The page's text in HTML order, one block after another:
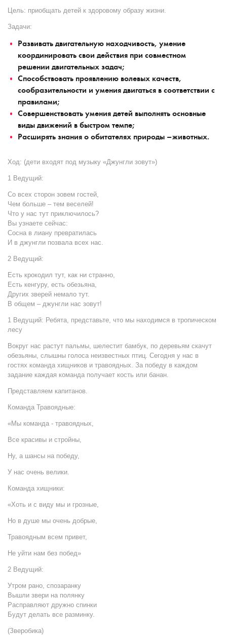
Цель: приобщать детей к здоровому образу жизни.
Задачи:
Развивать двигательную находчивость, умение
координировать свои действия при совместном
решении двигательных задач;
Способствовать проявлению волевых качеств,
сообразительности и умения двигаться в соответствии с
правилами;
Совершенствовать умения детей выполнять основные
виды движений в быстром темпе;
Расширять знания о обитателях природы –животных.
Ход: (дети входят под музыку «Джунгли зовут»)
1 Ведущий:
Со всех сторон зовем гостей,
Чем больше – тем веселей!
Что у нас тут приключилось?
Вы узнаете сейчас:
Сосна в лиану превратилась
И в джунгли позвала всех нас.
2 Ведущий:
Есть крокодил тут, как ни странно,
Есть кенгуру, есть обезьяна,
Других зверей немало тут.
В общем – джунгли нас зовут!
1 Ведущий: Ребята, представьте, что мы находимся в тропическом
лесу
Вокруг нас растут пальмы, шелестит бамбук, по деревьям скачут
обезьяны, слышны голоса неизвестных птиц. Сегодня у нас в
гостях команда хищников и травоядных. За победу в каждом
задание каждая команда получает кость или банан.
Представляем капитанов.
Команда Травоядные:
«Мы команда - травоядных,
Все красивы и стройны,
Ну, а шансы на победу,
У нас очень велики.
Команда хищники:
«Хоть и с виду мы и грозные,
Но в душе мы очень добрые,
Травоядным всем привет,
Не уйти нам без побед»
2 Ведущий:
Утром рано, спозаранку
Вышли звери на полянку
Расправляют дружно спинки
Будут делать все разминку.
(Зверобика)